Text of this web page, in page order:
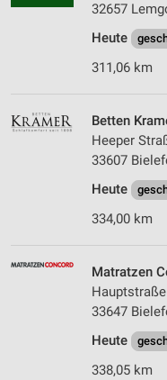
32657
Heute
311,06 km
Betten
Heeper
33607
Heute
334,00 km
Matratzen
33647
Heute
338,05 km